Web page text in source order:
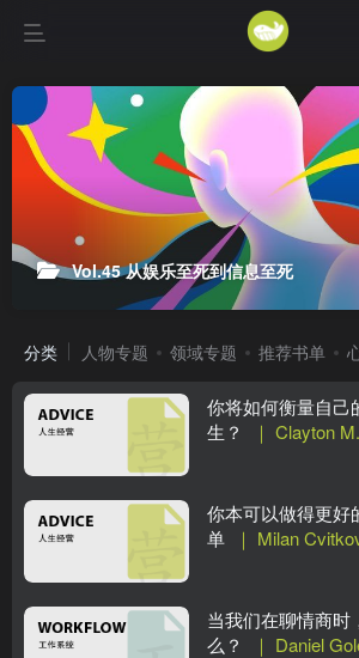
Vol.45 从娱乐至死到信息至死
分类 人物专题 领域专题 推荐书单
你将如何衡量自己
生？
｜ Clayton
你本可以做得更好
单 ｜ Milan
当我们在聊情商时
么？
｜ Daniel